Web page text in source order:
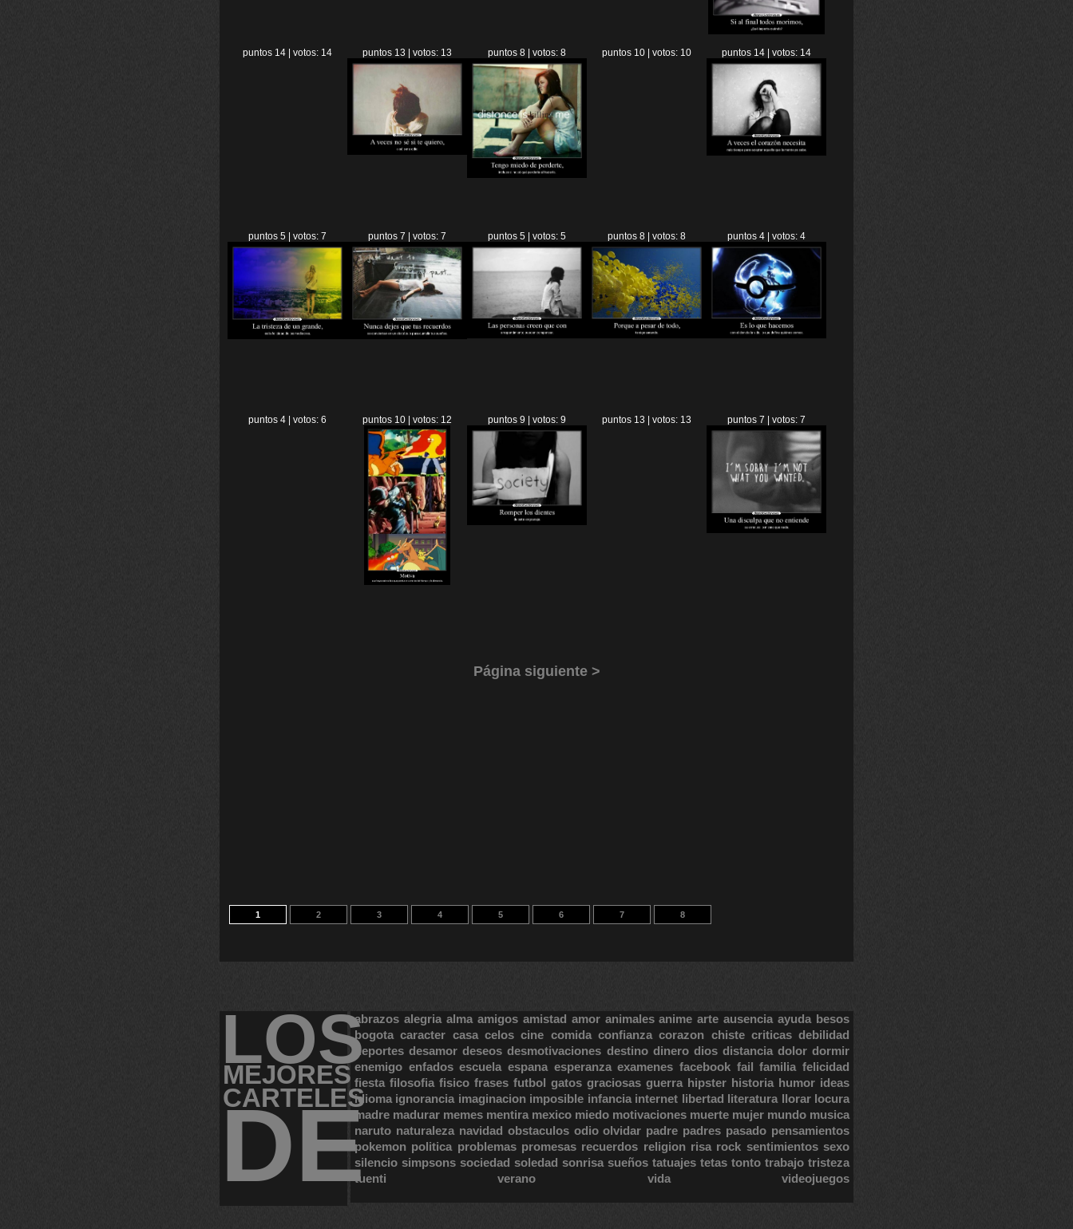
puntos 14 | votos: 14 puntos 13 | votos: 13 puntos 8 | votos: 8 puntos 10 | votos: 10 puntos 14 | votos: 14
puntos 5 | votos: 7 puntos 7 | votos: 7 puntos 5 | votos: 5 puntos 8 | votos: 8 puntos 4 | votos: 4
puntos 4 | votos: 6 puntos 10 | votos: 12 puntos 9 | votos: 9 puntos 13 | votos: 13 puntos 7 | votos: 7
Página siguiente >
1 2 3 4 5 6 7 8
LOS
MEJORES
CARTELES
DE
abrazos alegria alma amigos amistad amor animales anime arte ausencia ayuda besos
bogota caracter casa celos cine comida confianza corazon chiste criticas debilidad
deportes desamor deseos desmotivaciones destino dinero dios distancia dolor dormir
enemigo enfados escuela espana esperanza examenes facebook fail familia felicidad
fiesta filosofia fisico frases futbol gatos graciosas guerra hipster historia humor ideas
idioma ignorancia imaginacion imposible infancia internet libertad literatura llorar locura
madre madurar memes mentira mexico miedo motivaciones muerte mujer mundo musica
naruto naturaleza navidad obstaculos odio olvidar padre padres pasado pensamientos
pokemon politica problemas promesas recuerdos religion risa rock sentimientos sexo
silencio simpsons sociedad soledad sonrisa sueños tatuajes tetas tonto trabajo tristeza
tuenti
verano vida videojuegos